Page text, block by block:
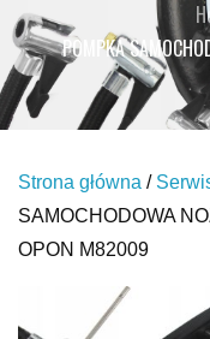
POMPKA
Strona główna /
SAMOCHODOWA
OPON M82009